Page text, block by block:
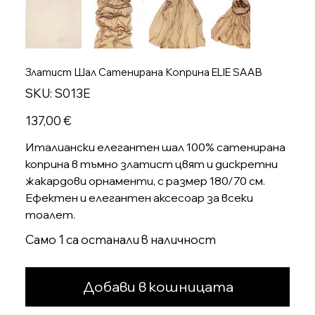
Златист Шал Сатенирана Коприна ELIE SAAB
SKU: SKU
S013E
S013E
Цена
137,00 €
Италиански елегантен шал 100% сатенирана
коприна в тъмно златист цвят и дискретни
жакардови орнаменти, с размер 180/70 см.
Ефектен и елегантен аксесоар за всеки
тоалет.
Само 1 са останали в наличност
Добави в кошницата